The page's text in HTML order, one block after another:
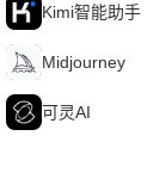
K Kimi智能助手
M Midjourney
可 可灵AI